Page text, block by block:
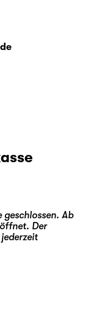
geschlossen. Ab
Der